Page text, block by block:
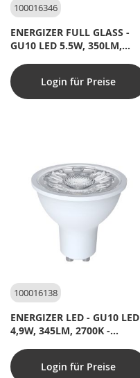
100016346
ENERGIZER FULL GLASS -
GU10 LED 5.5W, 350LM,
dimmbar
Login für Preise
100016138
ENERGIZER LED - GU10 LED
4,9W, 345LM, 2700K -
Login für Preise